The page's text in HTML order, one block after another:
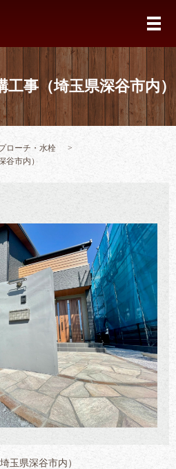
メ
事（埼玉県深谷市内）
ローチ・水栓
谷市内）
玉県深谷市内）